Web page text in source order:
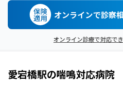
保険
適用 オンラインで診察
オンライン診療で対応で
愛宕橋駅の喘鳴対応病院